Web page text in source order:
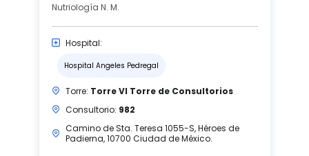
Nutriología N. M.
Hospital:
Hospital Angeles Pedregal
Torre: Torre VI Torre de Consultorios
Consultorio: 982
Camino de Sta. Teresa 1055-S, Héroes de
Padierna, 10700 Ciudad de México.